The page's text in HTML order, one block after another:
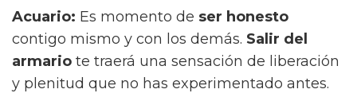
Acuario: Es momento de ser honesto
contigo mismo y con los demás. Salir del
armario te traerá una sensación de liberación
y plenitud que no has experimentado antes.